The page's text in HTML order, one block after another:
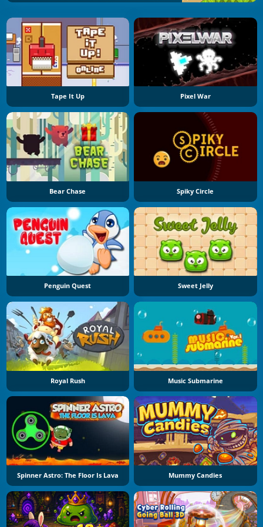
Tape It Up Pixel War
Bear Chase Spiky Circle
Penguin Quest Sweet Jelly
Royal Rush Music Submarine
Spinner Astro: The Floor Is Lava Mummy Candies